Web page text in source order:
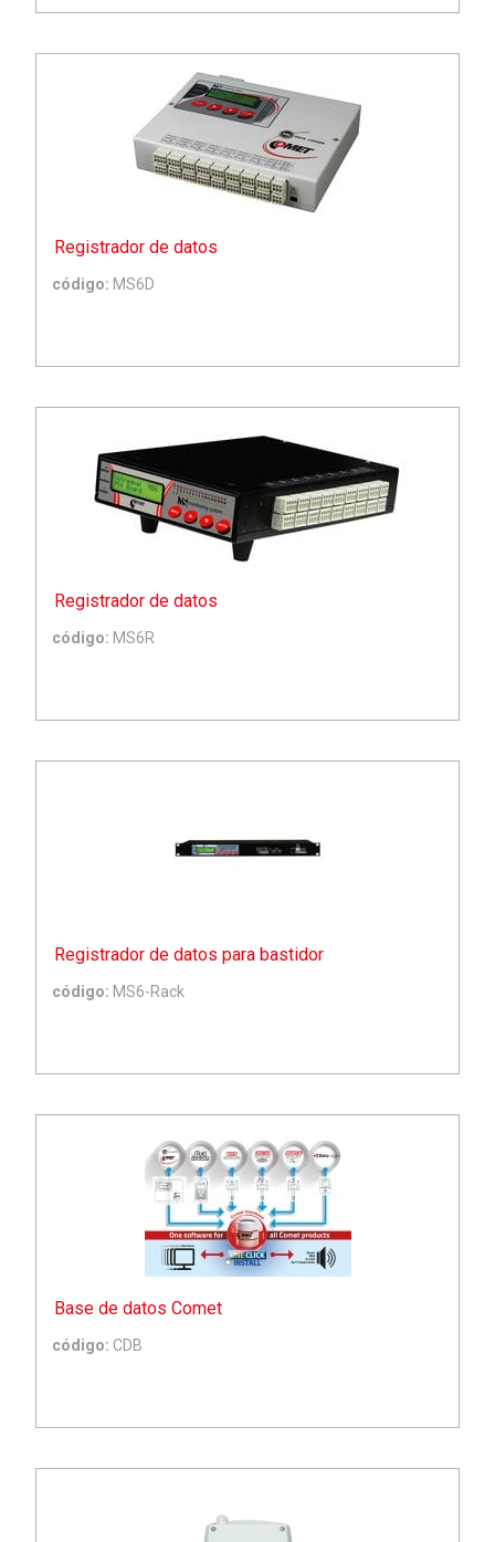
Registrador de datos
código: MS6D
Registrador de datos
código: MS6R
Registrador de datos para bastidor
código: MS6-Rack
Base de datos Comet
código: CDB